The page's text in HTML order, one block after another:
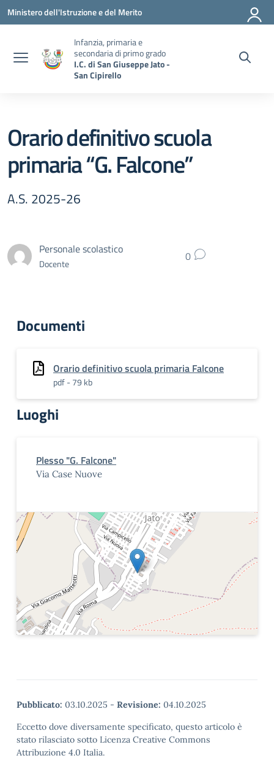
Vai ai contenuti
Vai al menu di navigazione
Vai al footer
Ministero dell'Istruzione e del Merito
Infanzia, primaria e
secondaria di primo grado
I.C. di San Giuseppe Jato -
San Cipirello
Orario definitivo scuola
primaria “G. Falcone”
A.S. 2025-26
Personale scolastico
Docente 0
Documenti
Orario definitivo scuola primaria Falcone
pdf - 79 kb
Luoghi
Plesso "G. Falcone"
Via Case Nuove
Pubblicato: 03.10.2025 - Revisione: 04.10.2025
Eccetto dove diversamente specificato, questo articolo è
stato rilasciato sotto Licenza Creative Commons
Attribuzione 4.0 Italia.